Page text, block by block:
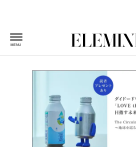
MENU